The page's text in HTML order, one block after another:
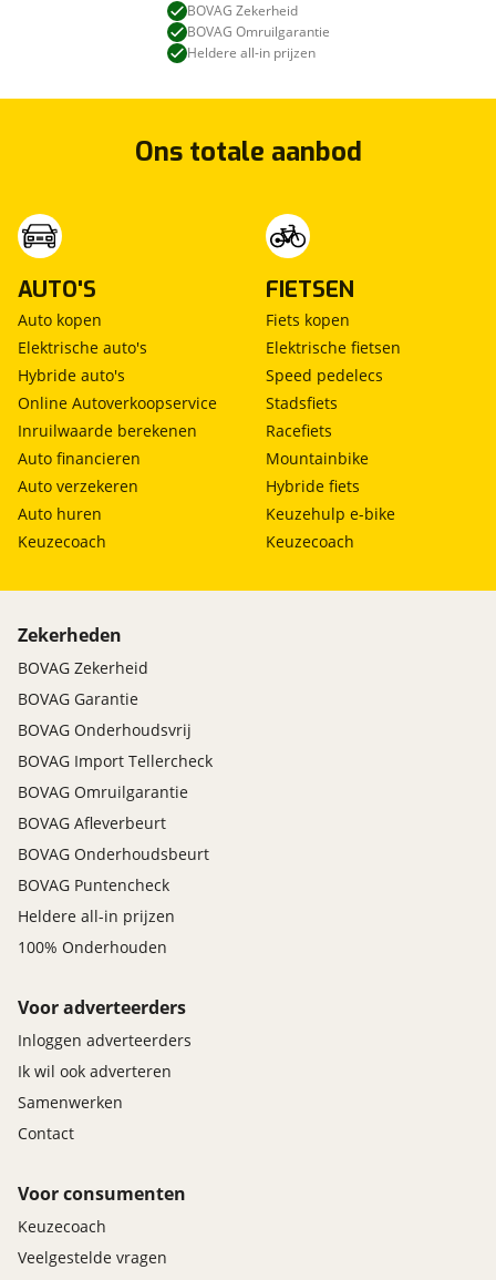
BOVAG Zekerheid
BOVAG Omruilgarantie
Heldere all-in prijzen
Ons totale aanbod
AUTO'S
Auto kopen
Elektrische auto's
Hybride auto's
Online Autoverkoopservice
Inruilwaarde berekenen
Auto financieren
Auto verzekeren
Auto huren
Keuzecoach
FIETSEN
Fiets kopen
Elektrische fietsen
Speed pedelecs
Stadsfiets
Racefiets
Mountainbike
Hybride fiets
Keuzehulp e-bike
Keuzecoach
Zekerheden
BOVAG Zekerheid
BOVAG Garantie
BOVAG Onderhoudsvrij
BOVAG Import Tellercheck
BOVAG Omruilgarantie
BOVAG Afleverbeurt
BOVAG Onderhoudsbeurt
BOVAG Puntencheck
Heldere all-in prijzen
100% Onderhouden
Voor adverteerders
Inloggen adverteerders
Ik wil ook adverteren
Samenwerken
Contact
Voor consumenten
Keuzecoach
Veelgestelde vragen